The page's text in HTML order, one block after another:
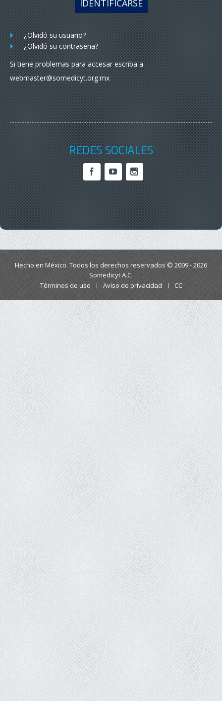
IDENTIFICARSE
¿Olvidó su usuario?
¿Olvidó su contraseña?
Si tiene problemas para accesar escriba a
webmaster@somedicyt.org.mx
REDES SOCIALES
Hecho en México. Todos los derechos reservados © 2009 - 2026
Somedicyt A.C.
Términos de uso
Aviso de privacidad CC